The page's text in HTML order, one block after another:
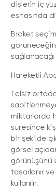
dişlerin iç
esnasında
Braket
Hareketli
Telsiz
miktarlarda
süresince
bir şekilde
görsel
görünüşünü
tasarlanır
kullanılır.